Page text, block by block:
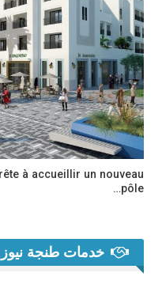
à accueillir un nouveau
pôle…
خدمات طنجة نيوز